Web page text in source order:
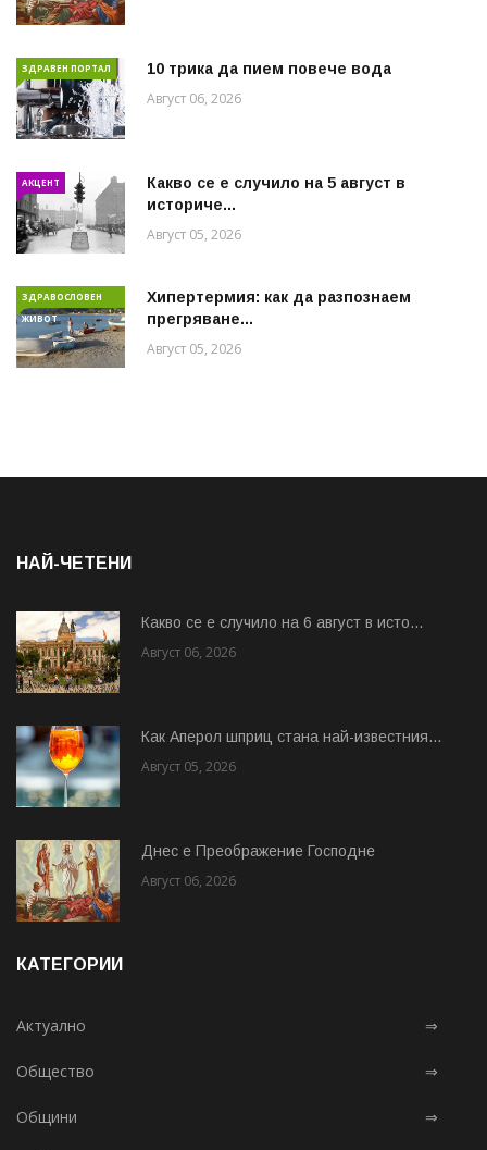
ЗДРАВЕН ПОРТАЛ 10 трика да пием повече вода
Август 06, 2026
АКЦЕНТ
Какво се е случило на 5 август в
историче...
Август 05, 2026
ЗДРАВОСЛОВЕН
ЖИВОТ
Хипертермия: как да разпознаем
прегряване...
Август 05, 2026
НАЙ-ЧЕТЕНИ
Какво се е случило на 6 август в исто...
Август 06, 2026
Как Аперол шприц стана най-известния...
Август 05, 2026
Днес е Преображение Господне
Август 06, 2026
КАТЕГОРИИ
Актуално ⇒
Общество ⇒
Общини ⇒